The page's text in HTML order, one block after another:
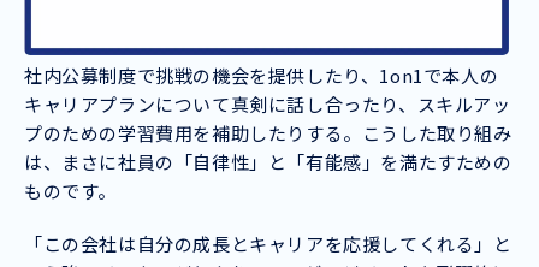
社内公募制度で挑戦の機会を提供したり、1on1で本人の
キャリアプランについて真剣に話し合ったり、スキルアッ
プのための学習費用を補助したりする。こうした取り組み
は、まさに社員の「自律性」と「有能感」を満たすための
ものです。
「この会社は自分の成長とキャリアを応援してくれる」と